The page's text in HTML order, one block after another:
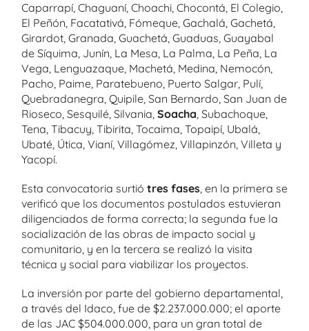
Caparrapí, Chaguaní, Choachi, Chocontá, El Colegio,
El Peñón, Facatativá, Fómeque, Gachalá, Gachetá,
Girardot, Granada, Guachetá, Guaduas, Guayabal
de Síquima, Junín, La Mesa, La Palma, La Peña, La
Vega, Lenguazaque, Machetá, Medina, Nemocón,
Pacho, Paime, Paratebueno, Puerto Salgar, Pulí,
Quebradanegra, Quipile, San Bernardo, San Juan de
Rioseco, Sesquilé, Silvania, Soacha, Subachoque,
Tena, Tibacuy, Tibirita, Tocaima, Topaipí, Ubalá,
Ubaté, Útica, Vianí, Villagómez, Villapinzón, Villeta y
Yacopí.
Esta convocatoria surtió tres fases, en la primera se
verificó que los documentos postulados estuvieran
diligenciados de forma correcta; la segunda fue la
socialización de las obras de impacto social y
comunitario, y en la tercera se realizó la visita
técnica y social para viabilizar los proyectos.
La inversión por parte del gobierno departamental,
a través del Idaco, fue de $2.237.000.000; el aporte
de las JAC $504.000.000, para un gran total de